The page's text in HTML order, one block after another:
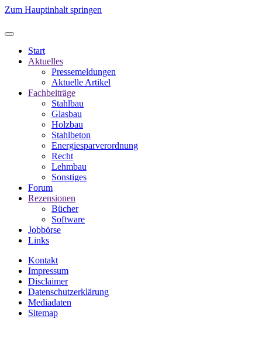
Zum Hauptinhalt springen
Start
Aktuelles
Pressemeldungen
Aktuelle Artikel
Fachbeiträge
Stahlbau
Glasbau
Holzbau
Stahlbeton
Energiesparverordnung
Recht
Lehmbau
Sonstiges
Forum
Rezensionen
Bücher
Software
Jobbörse
Links
Kontakt
Impressum
Disclaimer
Datenschutzerklärung
Mediadaten
Sitemap